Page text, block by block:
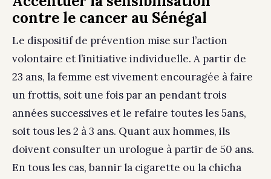
contre le cancer au Sénégal
Le dispositif de prévention mise sur l’action
volontaire et l’initiative individuelle. A partir de
23 ans, la femme est vivement encouragée à faire
un frottis, soit une fois par an pendant trois
années successives et le refaire toutes les 5ans,
soit tous les 2 à 3 ans. Quant aux hommes, ils
doivent consulter un urologue à partir de 50 ans.
En tous les cas, bannir la cigarette ou la chicha